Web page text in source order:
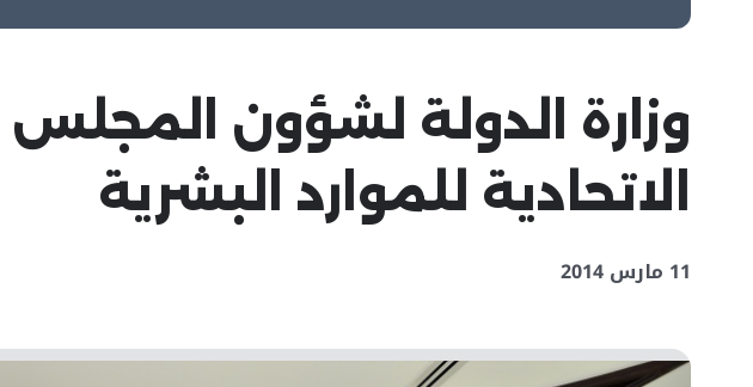
وزارة الدولة لشؤون المجلس
الاتحادية للموارد البشرية
11 مارس 2014